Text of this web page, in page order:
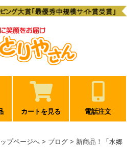
カートを見る 電話注文
プページへ > ブログ > 新商品！「水郷